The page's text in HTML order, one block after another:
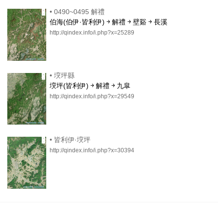
• 0490~0495 解禮
伯海(伯伊·皆利伊) ￫ 解禮 ￫ 壁谿 ￫ 長溪
http://qindex.info/i.php?x=25289
• 堗坪縣
堗坪(皆利伊) ￫ 解禮 ￫ 九皐
http://qindex.info/i.php?x=29549
• 皆利伊·堗坪
http://qindex.info/i.php?x=30394